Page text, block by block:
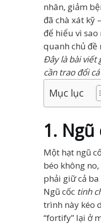
nhân, giảm
đã chà xát kỹ
để hiểu vì
quanh chủ đề
Đây là bài viết
cần trao đổi
Mục lục
1.
Một hạt ngũ
béo không
phải giữ cả
Ngũ cốc tinh
trình này kéo
“fortify” lại ở